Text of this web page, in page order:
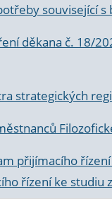
související
děkana č. 18/
strategických
přijímacího
řízení ke